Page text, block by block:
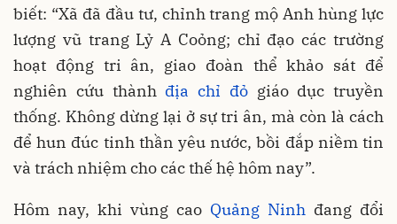
biết: “Xã đã đầu tư, chỉnh trang mộ Anh hùng lực
lượng vũ trang Lỷ A Coỏng; chỉ đạo các trường
hoạt động tri ân, giao đoàn thể khảo sát để
nghiên cứu thành địa chỉ đỏgiáo dục truyền
thống. Không dừng lại ở sự tri ân, mà còn là cách
để hun đúc tinh thần yêu nước, bồi đắp niềm tin
và trách nhiệm cho các thế hệ hôm nay”.
Hôm nay, khi vùng cao Quảng Ninh đang đổi